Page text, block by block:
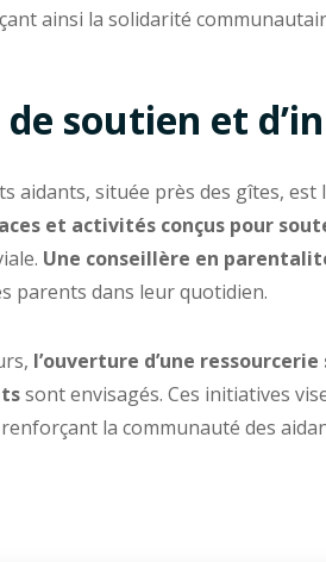
ainsi la solidarité
de soutien et
aidants, située près des gîtes,
et activités conçus pour
Une conseillère en
parents dans leur quotidien.
l’ouverture d’une
sont envisagés. Ces initiatives
la communauté des